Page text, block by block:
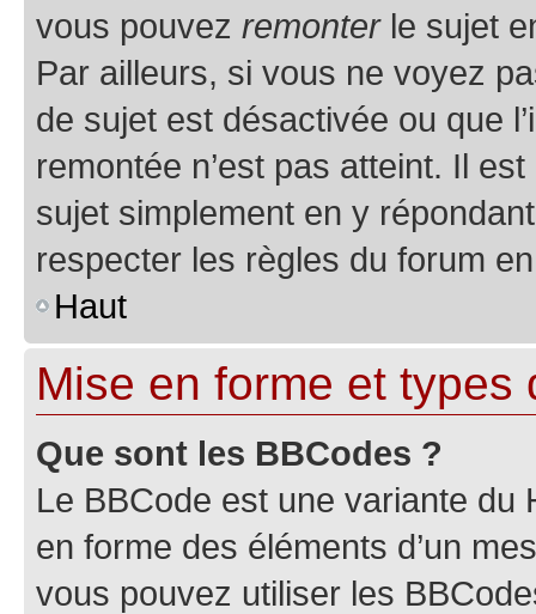
vous pouvez remonterle sujet
Par ailleurs, si vous ne voyez
de sujet est désactivée ou que
remontée n’est pas atteint. Il
sujet simplement en y
respecter les règles du forum
Haut
Mise en forme et types
Que sont les BBCodes ?
Le BBCode est une variante du
en forme des éléments d’un
vous pouvez utiliser les